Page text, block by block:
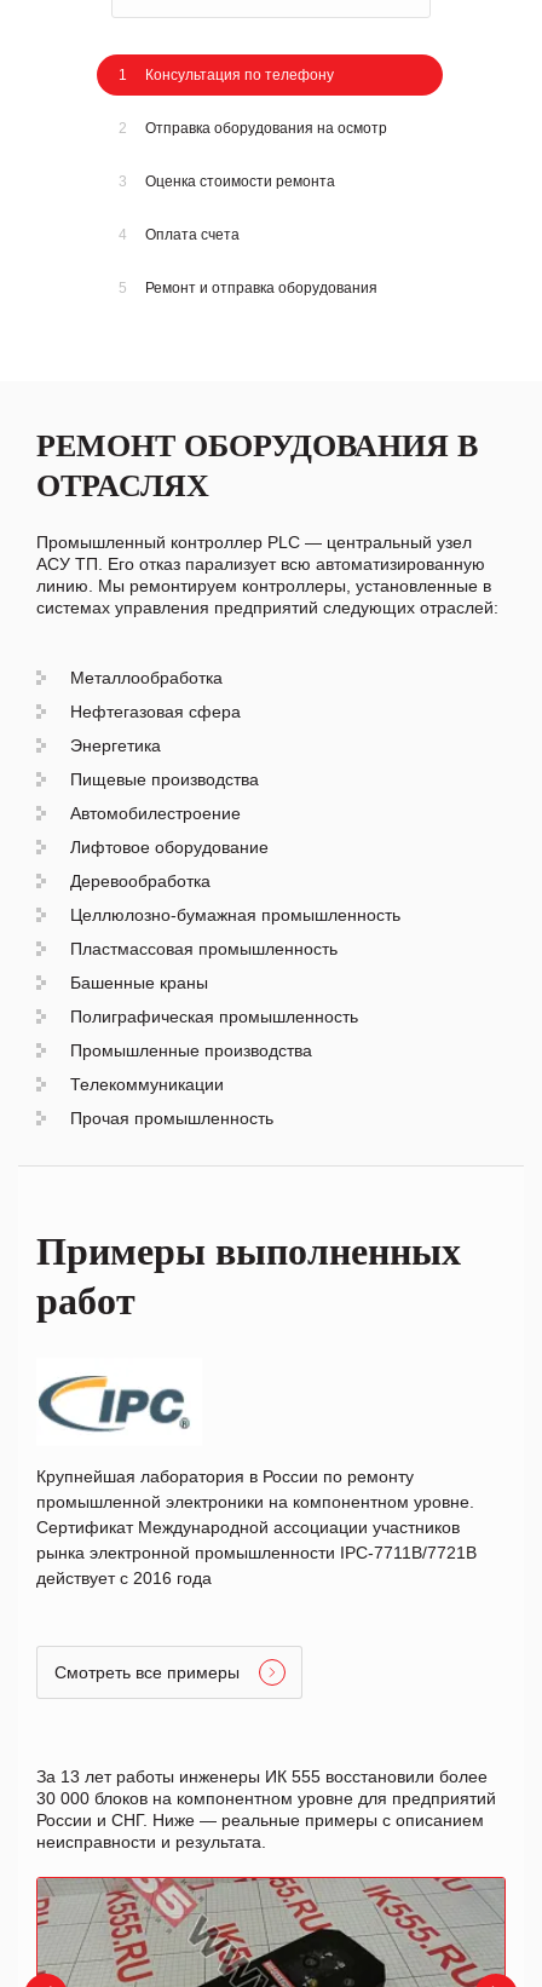
1 Консультация по телефону
2 Отправка оборудования на осмотр
3 Оценка стоимости ремонта
4 Оплата счета
5 Ремонт и отправка оборудования
РЕМОНТ ОБОРУДОВАНИЯ В
ОТРАСЛЯХ
Промышленный контроллер PLC — центральный узел
АСУ ТП. Его отказ парализует всю автоматизированную
линию. Мы ремонтируем контроллеры, установленные в
системах управления предприятий следующих отраслей:
Металлообработка
Нефтегазовая сфера
Энергетика
Пищевые производства
Автомобилестроение
Лифтовое оборудование
Деревообработка
Целлюлозно-бумажная промышленность
Пластмассовая промышленность
Башенные краны
Полиграфическая промышленность
Промышленные производства
Телекоммуникации
Прочая промышленность
Примеры выполненных
работ
Крупнейшая лаборатория в России по ремонту
промышленной электроники на компонентном уровне.
Сертификат Международной ассоциации участников
рынка электронной промышленности IPC-7711B/7721B
действует с 2016 года
Смотреть все примеры
За 13 лет работы инженеры ИК 555 восстановили более
30 000 блоков на компонентном уровне для предприятий
России и СНГ. Ниже — реальные примеры с описанием
неисправности и результата.